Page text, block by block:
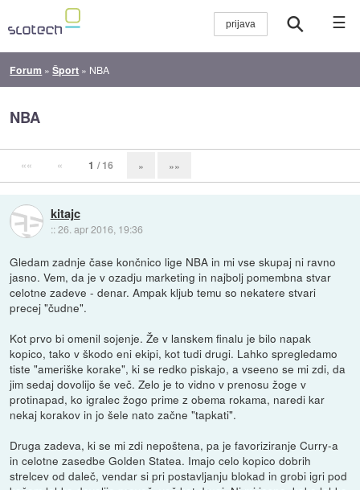
☰
Forum »Šport » NBA
NBA
«« « 1 / 16 » »»
kitajc
::26. apr 2016, 19:36
Gledam zadnje čase končnico lige NBA in mi vse skupaj ni ravno
jasno. Vem, da je v ozadju marketing in najbolj pomembna stvar
celotne zadeve - denar. Ampak kljub temu so nekatere stvari
precej "čudne".
Kot prvo bi omenil sojenje. Že v lanskem finalu je bilo napak
kopico, tako v škodo eni ekipi, kot tudi drugi. Lahko spregledamo
tiste "ameriške korake", ki se redko piskajo, a vseeno se mi zdi, da
jim sedaj dovolijo še več. Zelo je to vidno v prenosu žoge v
protinapad, ko igralec žogo prime z obema rokama, naredi kar
nekaj korakov in jo šele nato začne "tapkati".
Druga zadeva, ki se mi zdi nepoštena, pa je favoriziranje Curry-a
in celotne zasedbe Golden Statea. Imajo celo kopico dobrih
strelcev od daleč, vendar si pri postavljanju blokad in grobi igri pod